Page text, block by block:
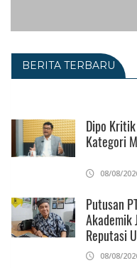
BERITA TERBARU
Dipo
Kategori
08/08/
Putusan
Akademik
Reputasi
08/08/